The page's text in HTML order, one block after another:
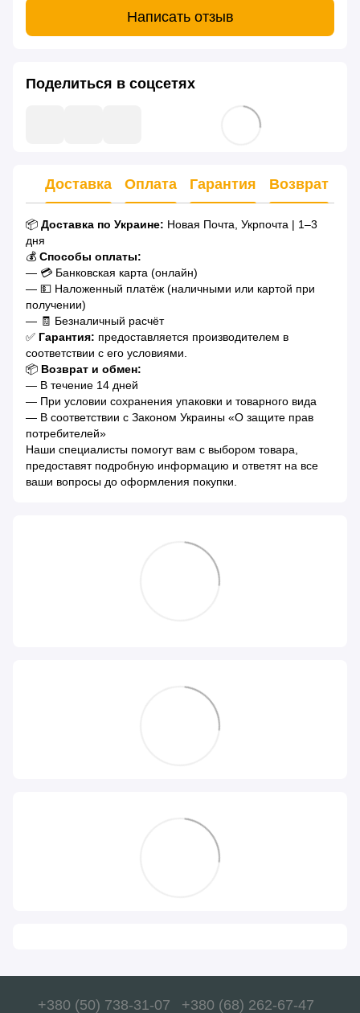
Написать отзыв
Поделиться в соцсетях
Доставка Оплата Гарантия Возврат
📦 Доставка по Украине: Новая Почта, Укрпочта | 1–3
дня
💰 Способы оплаты:
— 💳 Банковская карта (онлайн)
— 💵 Наложенный платёж (наличными или картой при
получении)
— 🧾 Безналичный расчёт
✅ Гарантия: предоставляется производителем в
соответствии с его условиями.
📦 Возврат и обмен:
— В течение 14 дней
— При условии сохранения упаковки и товарного вида
— В соответствии с Законом Украины «О защите прав
потребителей»
Наши специалисты помогут вам с выбором товара,
предоставят подробную информацию и ответят на все
ваши вопросы до оформления покупки.
+380 (50) 738-31-07 +380 (68) 262-67-47